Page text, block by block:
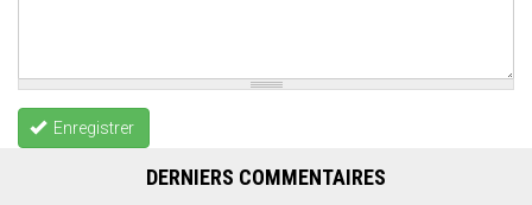
Enregistrer
DERNIERS COMMENTAIRES